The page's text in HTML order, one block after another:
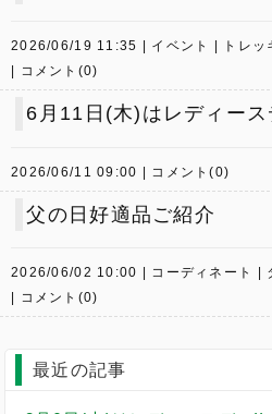
2026/06/19 11:35 イベント トレッ
コメント(0)
6月11日(木)はレディース
2026/06/11 09:00 コメント(0)
父の日好適品ご紹介
2026/06/02 10:00 コーディネート
コメント(0)
最近の記事